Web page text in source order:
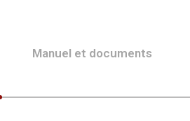
Manuel et documents